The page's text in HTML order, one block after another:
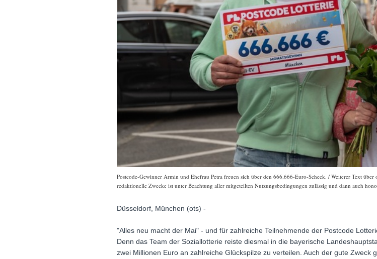
Postcode-Gewinner Armin und Ehefrau Petra freuen sich über den 666.666-Euro-Scheck. / Weiterer Text
redaktionelle Zwecke ist unter Beachtung aller mitgeteilten Nutzungsbedingungen zulässig und dann auch
Düsseldorf, München (ots) -
"Alles neu macht der Mai" - und für zahlreiche Teilnehmende der Postcode
Denn das Team der Soziallotterie reiste diesmal in die bayerische
zwei Millionen Euro an zahlreiche Glückspilze zu verteilen. Auch der gute Zweck